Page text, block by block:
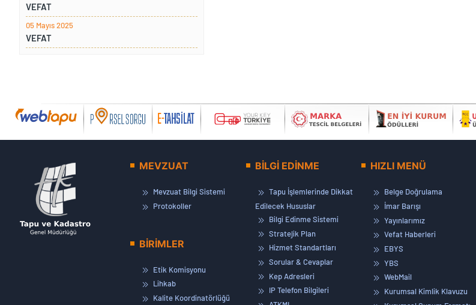
VEFAT
05 Mayıs 2025
VEFAT
MEVZUAT
Mevzuat Bilgi Sistemi
Protokoller
BİRİMLER
Etik Komisyonu
Lihkab
Kalite Koordinatörlüğü
BİLGİ EDİNME
Tapu İşlemlerinde Dikkat
Edilecek Hususlar
Bilgi Edinme Sistemi
Stratejik Plan
Hizmet Standartları
Sorular & Cevaplar
Kep Adresleri
IP Telefon Bilgileri
HIZLI MENÜ
Belge Doğrulama
İmar Barışı
Yayınlarımız
Vefat Haberleri
EBYS
YBS
WebMail
Kurumsal Kimlik Klavuzu